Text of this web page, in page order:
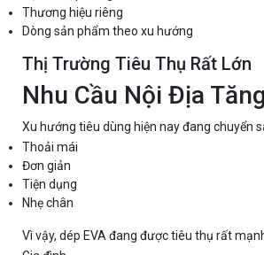
Thương hiệu riêng
Dòng sản phẩm theo xu hướng
Thị Trường Tiêu Thụ Rất Lớn
Nhu Cầu Nội Địa
Xu hướng tiêu dùng hiện nay đang chuyển
Thoải mái
Đơn giản
Tiện dụng
Nhẹ chân
Vì vậy, dép EVA đang được tiêu thụ rất